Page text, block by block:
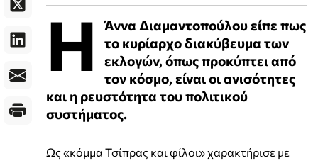
Η
Άννα Διαμαντοπούλου είπε πως
το κυρίαρχο διακύβευμα των
εκλογών, όπως προκύπτει από
τον κόσμο, είναι οι ανισότητες
και η ρευστότητα του πολιτικού
συστήματος.
Ως «κόμμα Τσίπρας και φίλοι» χαρακτήρισε με